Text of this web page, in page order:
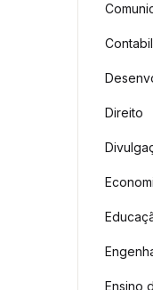
Direito
Ensino